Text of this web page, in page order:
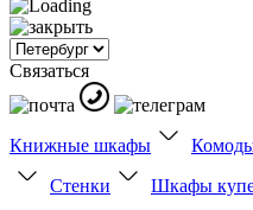
Связаться
Книжные шкафы
Стенки
Шкафы